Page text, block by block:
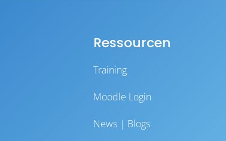
Ressourcen
Training
Moodle Login
News | Blogs